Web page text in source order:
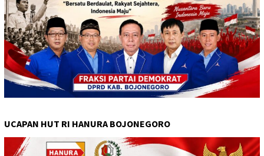
UCAPAN HUT RI HANURA BOJONEGORO